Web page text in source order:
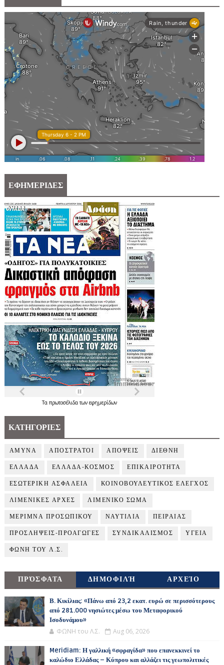
ΕΦΗΜΕΡΙΔΕΣ
Τα πρωτοσέλιδατων εφημερίδων
ΚΑΤΗΓΟΡΙΕΣ
ΑΜΥΝΑ ΑΠΟΣΤΡΑΤΟΙ ΑΠΟΨΕΙΣ ΔΙΕΘΝΗ
ΕΛΛΑΔΑ ΕΛΛΑΔΑ-ΚΟΣΜΟΣ ΕΠΙΚΑΙΡΟΤΗΤΑ
ΕΣΩΤΕΡΙΚΗ ΑΣΦΑΛΕΙΑ ΚΟΙΝΟΒΟΥΛΕΥΤΙΚΟΣ ΕΛΕΓΧΟΣ
ΛΙΜΕΝΙΚΕΣ ΑΡΧΕΣ ΛΙΜΕΝΙΚΟ ΣΩΜΑ
ΜΕΡΙΜΝΑ ΠΡΟΣΩΠΙΚΟΥ ΝΑΥΤΙΛΙΑ ΠΕΙΡΑΙΑΣ
ΠΡΟΣΛΗΨΕΙΣ-ΠΡΟΑΓΩΓΕΣ ΣΥΝΔΙΚΑΛΙΣΜΟΣ ΥΓΕΙΑ
ΦΩΝΗ ΤΟΥ Λ.Σ.
ΠΡΌΣΦΑΤΑ ΔΗΜΟΦΙΛΉ ΑΡΧΕΊΟ
Β. Κικίλιας: «Πάνω από 23,2 εκατ. ευρώ σε περισσότερους
από 281.000 νησιώτες μέσω του Μεταφορικού
Ισοδυνάμου»
ΦΩΝΗ του Λ.Σ. Aug 06, 2026
Meridiam: Η γαλλική «σφραγίδα» που επανεκκινεί το
καλώδιο Ελλάδας – Κύπρου και αλλάζει τις γεωπολιτικές